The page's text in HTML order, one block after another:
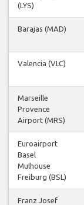
(LYS)
Barajas (MAD)
Valencia (VLC)
Marseille
Provence
Airport (MRS)
Euroairport
Basel
Mulhouse
Freiburg (BSL)
Franz Josef